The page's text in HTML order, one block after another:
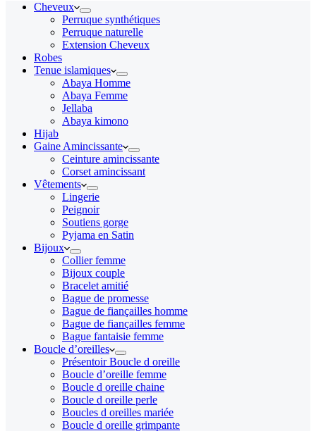
Cheveux
Perruque synthétiques
Perruque naturelle
Extension Cheveux
Robes
Tenue islamiques
Abaya Homme
Abaya Femme
Jellaba
Abaya kimono
Hijab
Gaine Amincissante
Ceinture amincissante
Corset amincissant
Vêtements
Lingerie
Peignoir
Soutiens gorge
Pyjama en Satin
Bijoux
Collier femme
Bijoux couple
Bracelet amitié
Bague de promesse
Bague de fiançailles homme
Bague de fiançailles femme
Bague fantaisie femme
Boucle d’oreilles
Présentoir Boucle d oreille
Boucle d’oreille femme
Boucle d oreille chaine
Boucle d oreille perle
Boucles d oreilles mariée
Boucle d oreille grimpante